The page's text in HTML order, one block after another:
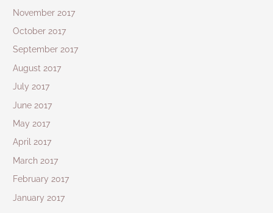
November 2017
October 2017
September 2017
August 2017
July 2017
June 2017
May 2017
April 2017
March 2017
February 2017
January 2017